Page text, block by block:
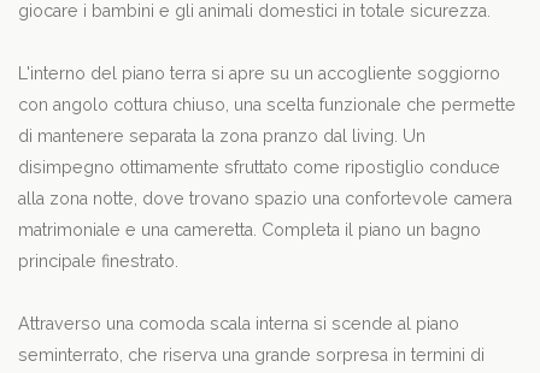
giocare i bambini e gli animali domestici in totale sicurezza.
L'interno del piano terra si apre su un accogliente soggiorno
con angolo cottura chiuso, una scelta funzionale che permette
di mantenere separata la zona pranzo dal living. Un
disimpegno ottimamente sfruttato come ripostiglio conduce
alla zona notte, dove trovano spazio una confortevole camera
matrimoniale e una cameretta. Completa il piano un bagno
principale finestrato.
Attraverso una comoda scala interna si scende al piano
seminterrato, che riserva una grande sorpresa in termini di